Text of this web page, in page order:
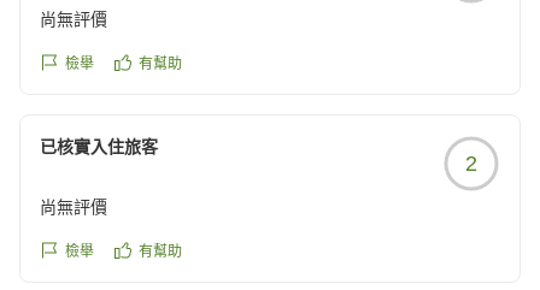
尚無評價
檢舉 有幫助
已核實入住旅客
2
尚無評價
檢舉 有幫助